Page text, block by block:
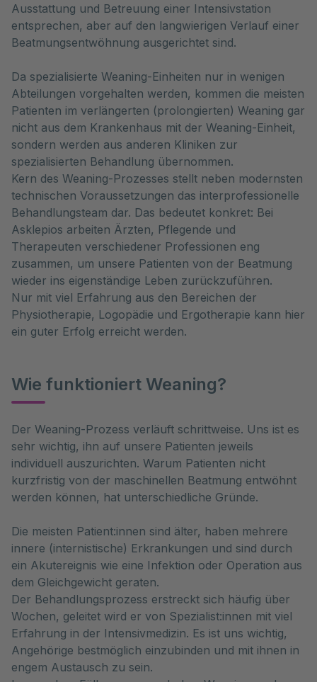
Ausstattung und Betreuung einer Intensivstation
entsprechen, aber auf den langwierigen Verlauf einer
Beatmungsentwöhnung ausgerichtet sind.
Da spezialisierte Weaning-Einheiten nur in wenigen
Abteilungen vorgehalten werden, kommen die meisten
Patienten im verlängerten (prolongierten) Weaning gar
nicht aus dem Krankenhaus mit der Weaning-Einheit,
sondern werden aus anderen Kliniken zur
spezialisierten Behandlung übernommen.
Kern des Weaning-Prozesses stellt neben modernsten
technischen Voraussetzungen das interprofessionelle
Behandlungsteam dar. Das bedeutet konkret: Bei
Asklepios arbeiten Ärzten, Pflegende und
Therapeuten verschiedener Professionen eng
zusammen, um unsere Patienten von der Beatmung
wieder ins eigenständige Leben zurückzuführen.
Nur mit viel Erfahrung aus den Bereichen der
Physiotherapie, Logopädie und Ergotherapie kann hier
ein guter Erfolg erreicht werden.
Wie funktioniert Weaning?
Der Weaning-Prozess verläuft schrittweise. Uns ist es
sehr wichtig, ihn auf unsere Patienten jeweils
individuell auszurichten. Warum Patienten nicht
kurzfristig von der maschinellen Beatmung entwöhnt
werden können, hat unterschiedliche Gründe.
Die meisten Patient:innen sind älter, haben mehrere
innere (internistische) Erkrankungen und sind durch
ein Akutereignis wie eine Infektion oder Operation aus
dem Gleichgewicht geraten.
Der Behandlungsprozess erstreckt sich häufig über
Wochen, geleitet wird er von Spezialist:innen mit viel
Erfahrung in der Intensivmedizin. Es ist uns wichtig,
Angehörige bestmöglich einzubinden und mit ihnen in
engem Austausch zu sein.